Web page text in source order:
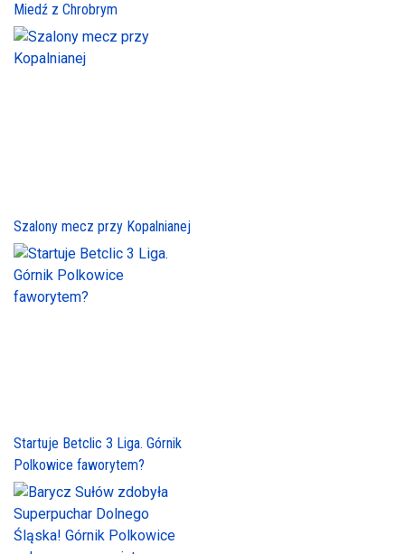
Miedź z Chrobrym
Szalony mecz przy Kopalnianej
Startuje Betclic 3 Liga. Górnik
Polkowice faworytem?